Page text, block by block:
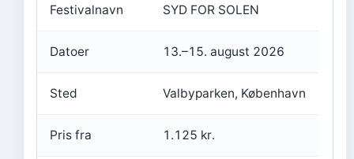
Festivalnavn SYD FOR SOLEN
Datoer 13.–15. august 2026
Sted Valbyparken, København
Pris fra 1.125 kr.